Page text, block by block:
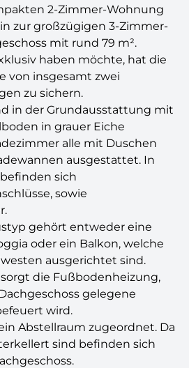
2-Zimmer-Wohnung
zur großzügigen 3-Zimmer-
mit rund 79 m².
haben möchte, hat die
von insgesamt zwei
zu sichern.
in der Grundausstattung mit
in grauer Eiche
alle mit Duschen
ausgestattet. In
sich
sowie
gehört entweder eine
oder ein Balkon, welche
ausgerichtet sind.
die Fußbodenheizung,
gelegene
wird.
Abstellraum zugeordnet. Da
sind befinden sich